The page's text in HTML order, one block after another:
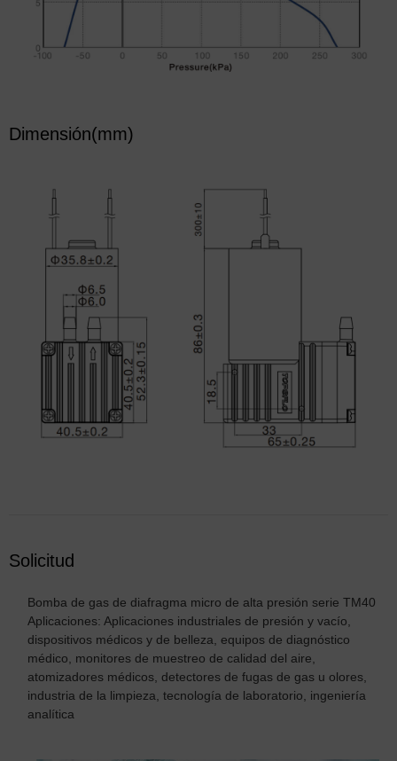
Dimensión(mm)
Solicitud
Bomba de gas de diafragma micro de alta presión serie TM40
Aplicaciones: Aplicaciones industriales de presión y vacío,
dispositivos médicos y de belleza, equipos de diagnóstico
médico, monitores de muestreo de calidad del aire,
atomizadores médicos, detectores de fugas de gas u olores,
industria de la limpieza, tecnología de laboratorio, ingeniería
analítica